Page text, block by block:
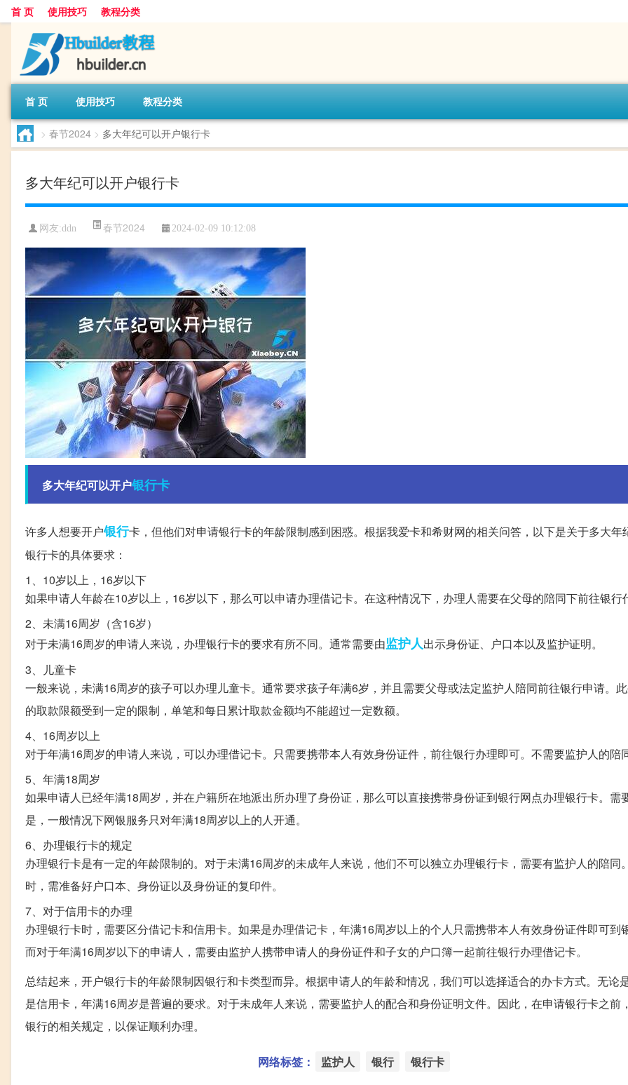
首 页 使用技巧 教程分类
首 页 使用技巧 教程分类
> 春节2024 > 多大年纪可以开户银行卡
多大年纪可以开户银行卡
网友:ddn 春节2024 2024-02-09 10:12:08
多大年纪可以开户银行卡
许多人想要开户银行卡，但他们对申请银行卡的年龄限制感到困惑。根据我爱卡和希财网的相关问答，以下是关于多大年
银行卡的具体要求：
1、10岁以上，16岁以下
如果申请人年龄在10岁以上，16岁以下，那么可以申请办理借记卡。在这种情况下，办理人需要在父母的陪同下前往银行
2、未满16周岁（含16岁）
对于未满16周岁的申请人来说，办理银行卡的要求有所不同。通常需要由监护人出示身份证、户口本以及监护证明。
3、儿童卡
一般来说，未满16周岁的孩子可以办理儿童卡。通常要求孩子年满6岁，并且需要父母或法定监护人陪同前往银行申请。
的取款限额受到一定的限制，单笔和每日累计取款金额均不能超过一定数额。
4、16周岁以上
对于年满16周岁的申请人来说，可以办理借记卡。只需要携带本人有效身份证件，前往银行办理即可。不需要监护人的陪
5、年满18周岁
如果申请人已经年满18周岁，并在户籍所在地派出所办理了身份证，那么可以直接携带身份证到银行网点办理银行卡。需
是，一般情况下网银服务只对年满18周岁以上的人开通。
6、办理银行卡的规定
办理银行卡是有一定的年龄限制的。对于未满16周岁的未成年人来说，他们不可以独立办理银行卡，需要有监护人的陪同
时，需准备好户口本、身份证以及身份证的复印件。
7、对于信用卡的办理
办理银行卡时，需要区分借记卡和信用卡。如果是办理借记卡，年满16周岁以上的个人只需携带本人有效身份证件即可到
而对于年满16周岁以下的申请人，需要由监护人携带申请人的身份证件和子女的户口簿一起前往银行办理借记卡。
总结起来，开户银行卡的年龄限制因银行和卡类型而异。根据申请人的年龄和情况，我们可以选择适合的办卡方式。无论
是信用卡，年满16周岁是普遍的要求。对于未成年人来说，需要监护人的配合和身份证明文件。因此，在申请银行卡之前
银行的相关规定，以保证顺利办理。
网络标签： 监护人 银行 银行卡